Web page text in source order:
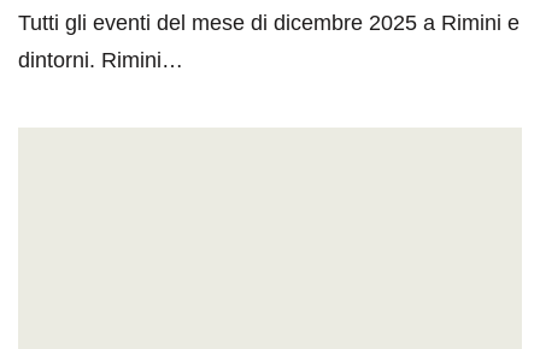
Tutti gli eventi del mese di dicembre 2025 a Rimini e
dintorni. Rimini…